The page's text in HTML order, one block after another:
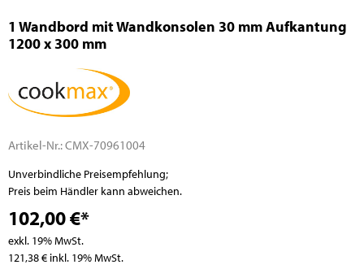
1 Wandbord mit Wandkonsolen 30 mm Aufkantung
1200 x 300 mm
Artikel-Nr.:CMX-70961004
Unverbindliche Preisempfehlung;
Preis beim Händler kann abweichen.
102,00 €*
exkl. 19% MwSt.
121,38 € inkl. 19% MwSt.